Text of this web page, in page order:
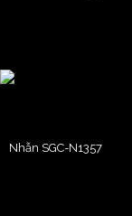
Nhẫn SGC-N1357